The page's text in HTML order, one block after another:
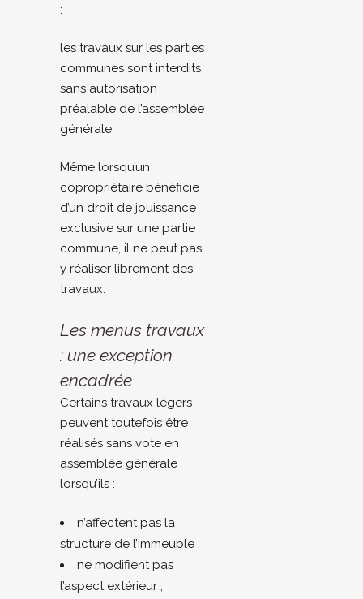
:
les travaux sur les parties
communes sont interdits
sans autorisation
préalable de l’assemblée
générale.
Même lorsqu’un
copropriétaire bénéficie
d’un droit de jouissance
exclusive sur une partie
commune, il ne peut pas
y réaliser librement des
travaux.
Les menus travaux
: une exception
encadrée
Certains travaux légers
peuvent toutefois être
réalisés sans vote en
assemblée générale
lorsqu’ils :
n’affectent pas la
structure de l’immeuble ;
ne modifient pas
l’aspect extérieur ;